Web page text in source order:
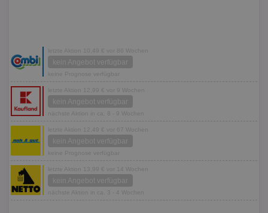
letzte Aktion 10,49 € vor 86 Wochen
kein Angebot verfügbar
keine Prognose verfügbar
letzte Aktion 12,99 € vor 9 Wochen
kein Angebot verfügbar
nächste Aktion in ca. 8 - 9 Wochen
letzte Aktion 12,49 € vor 67 Wochen
kein Angebot verfügbar
keine Prognose verfügbar
letzte Aktion 13,99 € vor 14 Wochen
kein Angebot verfügbar
nächste Aktion in ca. 3 - 4 Wochen